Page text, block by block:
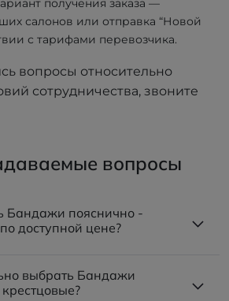
получения заказа —
салонов или отправка “Новой
с тарифами перевозчика.
вопросы относительно
сотрудничества, звоните
вопросы
Бандажи пояснично -
доступной цене?
выбрать Бандажи